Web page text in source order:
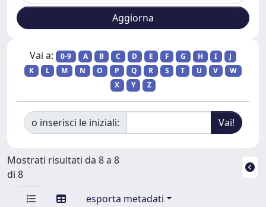
Vai a: 0-9 A B C D E F G H I
J
K
L M N O P Q R S T U V
W
X
Y Z
o inserisci le iniziali:
Mostrati risultati da 8 a 8
di 8
esporta metadati